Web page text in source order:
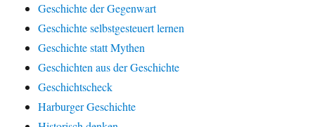
Geschichte der Gegenwart
Geschichte selbstgesteuert lernen
Geschichte statt Mythen
Geschichten aus der Geschichte
Geschichtscheck
Harburger Geschichte